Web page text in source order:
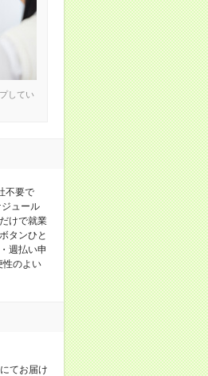
してい
不要で
ュール
けで就業
タンひと
週払い申
性のよい
てお届け